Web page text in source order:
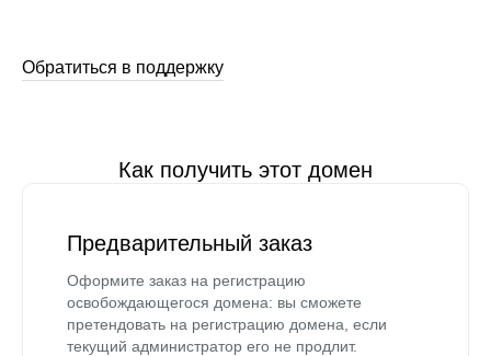
Обратиться в поддержку
Как получить этот домен
Предварительный заказ
Оформите заказ на регистрацию
освобождающегося домена: вы сможете
претендовать на регистрацию домена, если
текущий администратор его не продлит.